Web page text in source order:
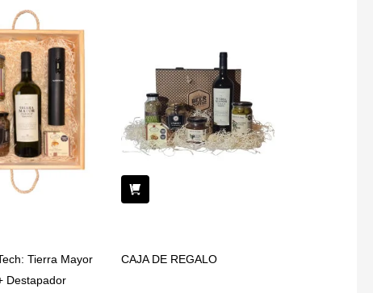
Tierra Mayor
Destapador
CAJA DE REGALO